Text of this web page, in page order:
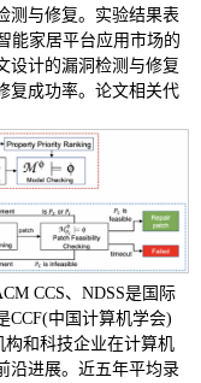
测与修复。实验结果表
能家居平台应用市场的
设计的漏洞检测与修复
复成功率。论文相关代
CCS、NDSS是国际
CCF(中国计算机学会)
和科技企业在计算机
沿进展。近五年平均录